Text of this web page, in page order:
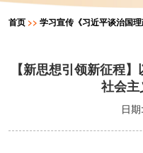
首页 >> 学习宣传《习近平谈治国
【新思想引领新征程
社会
日